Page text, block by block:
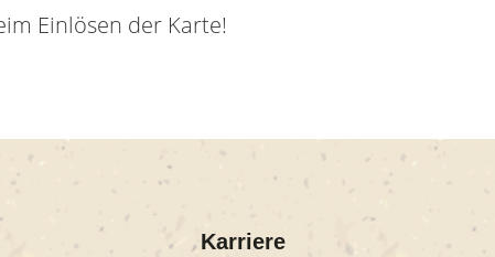
Einlösen der Karte!
Karriere